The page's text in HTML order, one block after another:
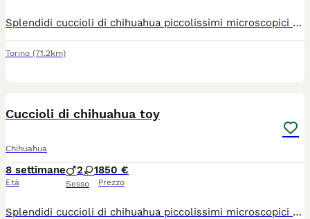
Splendidi cuccioli di chihuahua piccolissimi microscopici rimarranno molto piccoli intorno a 1,2 kg genitori visibili entrambi di mia proprietà papà figlio di campioni nazionali e internazionali molto belli dolci ed equilibrati adatti a tutti disponibili sia maschi che femmine si cedono con sverninazione, vaccino, microchip passaggio di proprietà libretto sanitario Visita veterinaria contatto telefonico 379 1459776 anche whatapp
Torino (71.2km)
Cuccioli di chihuahua toy
Chihuahua
8 settimane
Età
2 1
Sesso
850 €
Prezzo
Splendidi cuccioli di chihuahua piccolissimi microscopici rimarranno molto piccoli colorazioni particolari sembrano dipinti con un pennello rimarranno intorno al 1,2 kg genitori visibili entrambi di mia proprietà, stop cortissimo testa a mela linea messicana, il vero chihuahua, coccoloni cresciuti in casa abituati a sporcare sulla traversina, saranno pronti per essere accolti in una nuova famiglia con ciclo sverminazioni, vaccino, microchip, passaggio di proprietà libretto sanitario, visita veterinaria contatto telefonico 3791459776 grazie